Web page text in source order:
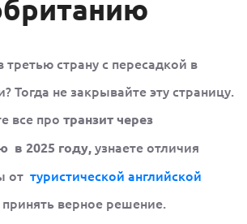
третью страну с пересадкой в
Тогда не закрывайте эту страницу.
все про транзит через
в 2025 году,узнаете отличия
от туристической английской
верное решение.